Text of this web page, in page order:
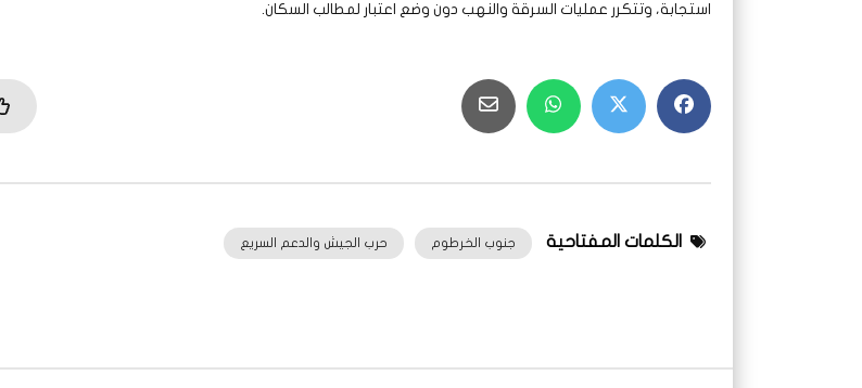
استجابة، وتتكرر عمليات السرقة والنهب دون وضع اعتبار لمطالب السكان.
الكلمات المفتاحية جنوب الخرطوم حرب الجيش والدعم السريع